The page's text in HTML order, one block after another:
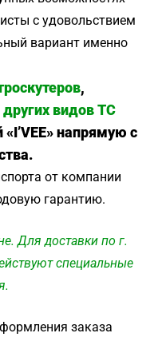
с удовольствием
вариант именно
,
других видов ТС
напрямую с
от компании
гарантию.
Для доставки по г.
специальные
заказа